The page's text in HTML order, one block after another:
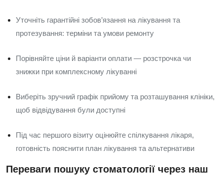
Уточніть гарантійні зобов’язання на лікування та
протезування: терміни та умови ремонту
Порівняйте ціни й варіанти оплати — розстрочка чи
знижки при комплексному лікуванні
Виберіть зручний графік прийому та розташування клініки,
щоб відвідування були доступні
Під час першого візиту оцінюйте спілкування лікаря,
готовність пояснити план лікування та альтернативи
Переваги пошуку стоматології через наш